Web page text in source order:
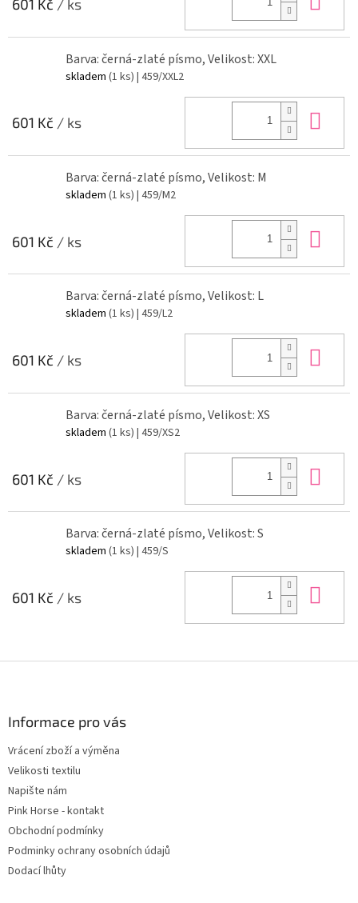
601 Kč / ks
Barva: černá-zlaté písmo, Velikost: XXL
skladem (1 ks) | 459/XXL2
601 Kč / ks
Barva: černá-zlaté písmo, Velikost: M
skladem (1 ks) | 459/M2
601 Kč / ks
Barva: černá-zlaté písmo, Velikost: L
skladem (1 ks) | 459/L2
601 Kč / ks
Barva: černá-zlaté písmo, Velikost: XS
skladem (1 ks) | 459/XS2
601 Kč / ks
Barva: černá-zlaté písmo, Velikost: S
skladem (1 ks) | 459/S
601 Kč / ks
Informace pro vás
Vrácení zboží a výměna
Velikosti textilu
Napište nám
Pink Horse - kontakt
Obchodní podmínky
Podminky ochrany osobních údajů
Dodací lhůty